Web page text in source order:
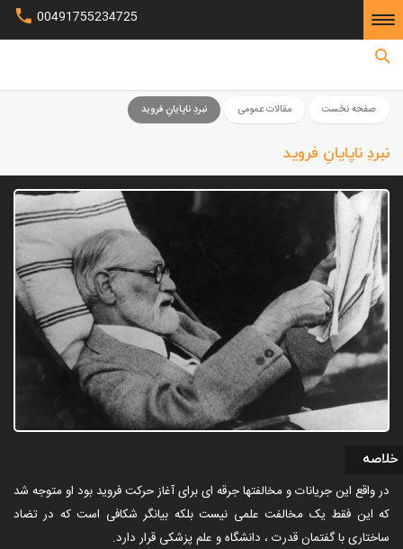
00491755234725
صفحه نخست مقالات عمومی نبردِ ناپایانِ فروید
نبردِ ناپایانِ فروید
خلاصه
در واقع این جریانات و مخالفتها جرقه ای برای آغاز حرکت فروید بود او متوجه شد
که این فقط یک مخالفت علمی نیست بلکه بیانگر شکافی است که در تضاد
ساختاری با گفتمان قدرت ، دانشگاه و علم پزشکی قرار دارد.